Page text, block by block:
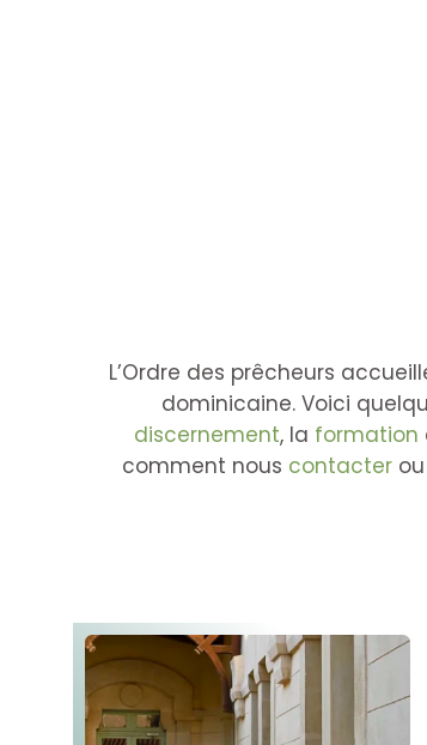
L’Ordre des prêcheurs
dominicaine. Voici
discernement, la formation
comment nous contacter